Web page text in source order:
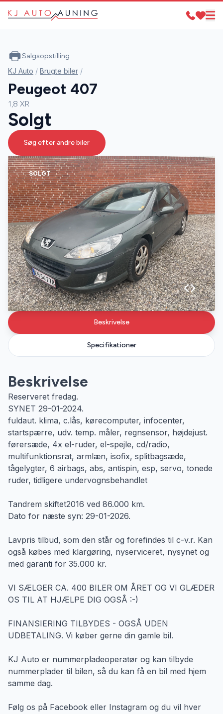
SOLGT
Specifikationer
Beskrivelse
Beskrivelse
Reserveret fredag.
SYNET 29-01-2024.
fuldaut. klima, c.lås, kørecomputer, infocenter,
startspærre, udv. temp. måler, regnsensor, højdejust.
førersæde, 4x el-ruder, el-spejle, cd/radio,
multifunktionsrat, armlæn, isofix, splitbagsæde,
tågelygter, 6 airbags, abs, antispin, esp, servo, tonede
ruder, tidligere undervognsbehandlet
Tandrem skiftet2016 ved 86.000 km.
Dato for næste syn: 29-01-2026.
Lavpris tilbud, som den står og forefindes til c-v.r. Kan
også købes med klargøring, nyserviceret, nysynet og
med garanti for 35.000 kr.
VI SÆLGER CA. 400 BILER OM ÅRET OG VI GLÆDER
OS TIL AT HJÆLPE DIG OGSÅ :-)
FINANSIERING TILBYDES - OGSÅ UDEN
UDBETALING. Vi køber gerne din gamle bil.
KJ Auto er nummerpladeoperatør og kan tilbyde
nummerplader til bilen, så du kan få en bil med hjem
samme dag.
Følg os på Facebook eller Instagram og du vil hver
Salgsopstilling
KJ Auto / Brugte biler /
Peugeot 407
1,8 XR
Solgt
Søg efter andre biler